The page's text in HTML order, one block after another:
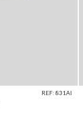
REF: 831AI